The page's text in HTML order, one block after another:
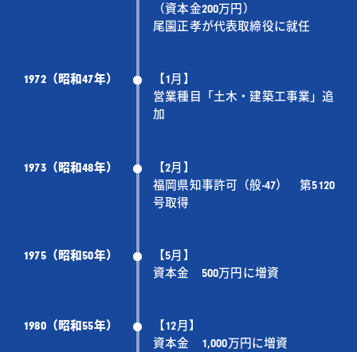
（資本金200万円）
尾園正孝が代表取締役に就任
1972（昭和47年）
【1月】
営業種目「土木・建築工事業」追
加
1973（昭和48年）
【2月】
福岡県知事許可（般-47） 第5120
号取得
1975（昭和50年）
【5月】
資本金 500万円に増資
1980（昭和55年）
【12月】
資本金 1,000万円に増資